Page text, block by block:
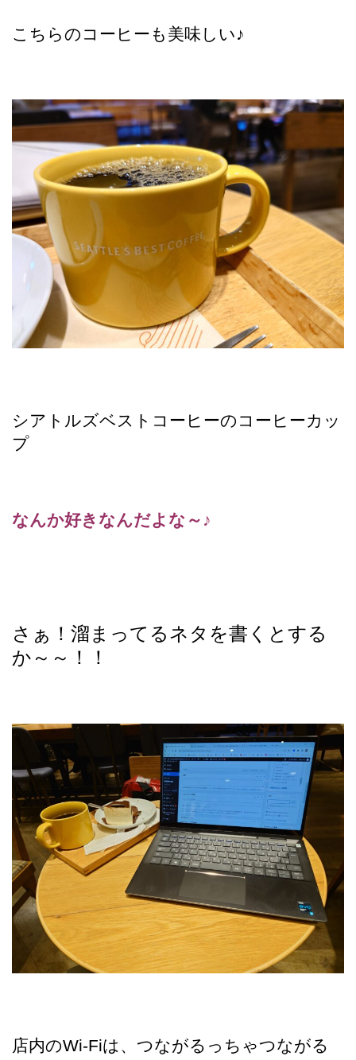
こちらのコーヒーも美味しい♪
シアトルズベストコーヒーのコーヒーカッ
プ
なんか好きなんだよな～♪
さぁ！溜まってるネタを書くとする
か～～！！
店内のWi-Fiは、つながるっちゃつながる